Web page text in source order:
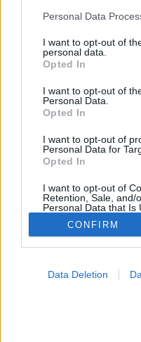
Please note that this
not limited to your visit or
grant or deny consent to
use your data for below
consent section.
Personal Data
I want to opt-out of
personal data.
Opted In
I want to opt-out of
Personal Data.
Opted In
I want to opt-out of
Personal Data for
Opted In
I want to opt-out of
Retention, Sale, and/
Personal Data that Is
Purposes for which it
Opted Out
CONFIRM
Data Deletion
2024. június 09. 16:04
Küldés